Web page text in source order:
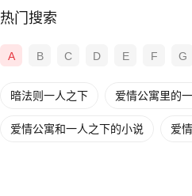
热门搜索
A B C D E F G
暗法则一人之下 爱情公寓里的
爱情公寓和一人之下的小说 爱